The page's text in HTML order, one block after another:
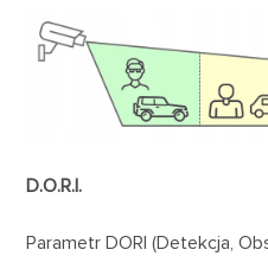
D.O.R.I.
Parametr DORI (Detekcja,